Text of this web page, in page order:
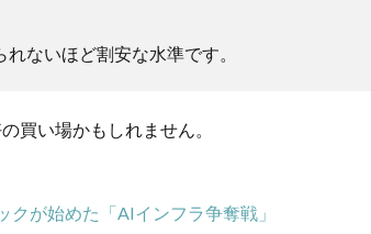
ないほど割安な水準です。
買い場かもしれません。
が始めた「AIインフラ争奪戦」